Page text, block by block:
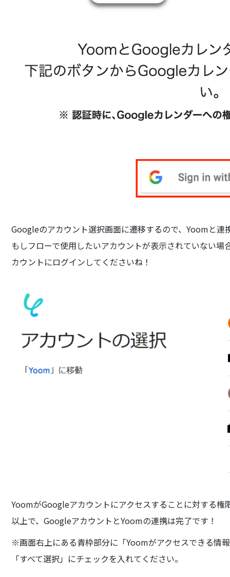
Googleのアカウント選択画面に遷移するので、Yoomと
もしフローで使用したいアカウントが表示されていない
カウントにログインしてくださいね！
YoomがGoogleアカウントにアクセスすることに対する
以上で、GoogleアカウントとYoomの連携は完了です！
※画面右上にある青枠部分に「Yoomがアクセスできる情
「すべて選択」にチェックを入れてください。